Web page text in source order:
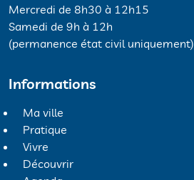
Mercredi de 8h30 à 12h15
Samedi de 9h à 12h
(permanence état civil uniquement)
Informations
Ma ville
Pratique
Vivre
Découvrir